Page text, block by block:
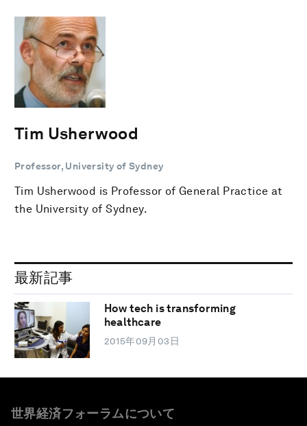
Tim Usherwood
Professor, University of Sydney
Tim Usherwood is Professor of General Practice at
the University of Sydney.
最新記事
How tech is transforming
healthcare
2015年09月03日
世界経済フォーラムについて